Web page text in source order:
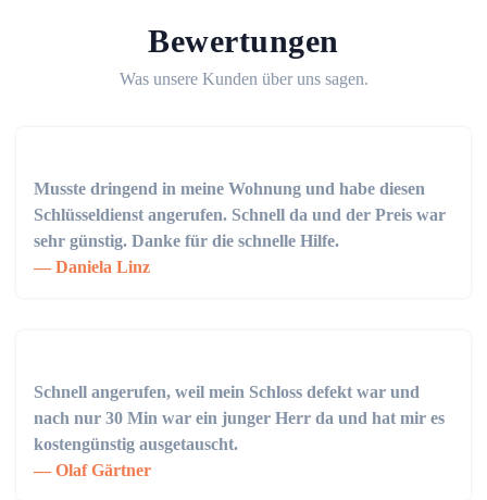
Bewertungen
Was unsere Kunden über uns sagen.
Musste dringend in meine Wohnung und habe diesen
Schlüsseldienst angerufen. Schnell da und der Preis war
sehr günstig. Danke für die schnelle Hilfe.
Daniela Linz
Schnell angerufen, weil mein Schloss defekt war und
nach nur 30 Min war ein junger Herr da und hat mir es
kostengünstig ausgetauscht.
Olaf Gärtner